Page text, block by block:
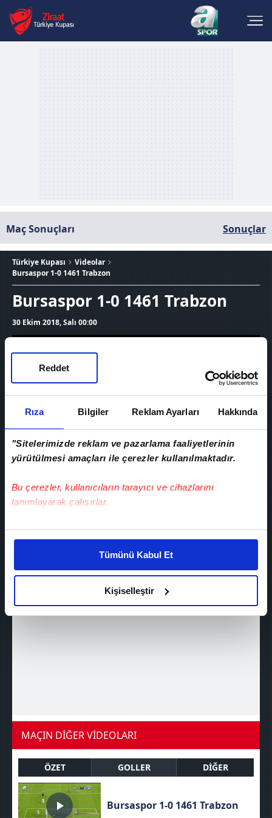
Rıza Bilgiler Reklam Ayarları Hakkında
"Sitelerimizde reklam ve pazarlama faaliyetlerinin
yürütülmesi amaçları ile çerezler kullanılmaktadır.
Bu çerezler, kullanıcıların tarayıcı ve cihazlarını
tanımlayarak çalışırlar.
Bu çerezlere izin vermeniz halinde sizlere özel
daha iyi reklam deneyimi yaşatabiliriz. Bunu yaparken
amacımızın size daha iyi bir reklam deneyimi sunmak
olduğunu ve sizlere en iyi içerikleri sunabilmek adına
elimizden gelen çabayı gösterdiğimizi ve bu noktada,
reklamların maliyetlerimizi karşılamak noktasında tek gelir
kalemimiz olduğunu sizlere hatırlatmak isteriz.
Her halükârda, kullanıcılar, bu çerezlere izin vermedikleri
takdirde, kullanıcılara hedefli reklamlar
gösterilmeyecektir."
Sizlere daha iyi bir hizmet sunabilmek için İnternet
Sitemizde kendimize ve üçüncü kişilere ait çerezler
kullanılmaktadır. Bu çerezler vasıtasıyla çeşitli kişisel
verileriniz işlenmekte olup gerekli olan çerezler bilgi
toplumu hizmetlerinin sunulması amacıyla
kullanılmaktadır. Diğer çerezler, sitemizin daha işlevsel
kılınması ve kişiselleştirilmesi ve sizlere yönelik
Tümünü Kabul Et
Kişiselleştir
Reddet
Maç Sonuçları Sonuçlar
Türkiye Kupası
Videolar
Bursaspor 1-0 1461 Trabzon
Bursaspor 1-0 1461 Trabzon
30 Ekim 2018, Salı 00:00
Kadın Erkek
MAÇIN DİĞER VİDEOLARI
ÖZET GOLLER DİĞER
Bursaspor 1-0 1461 Trabzon